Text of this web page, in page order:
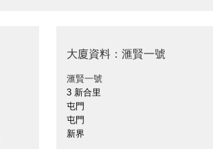
大廈資料：滙賢一號
滙賢一號
3 新合里
屯門
屯門
新界